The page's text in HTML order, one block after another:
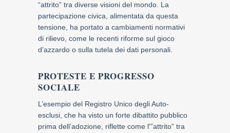
“attrito” tra diverse visioni del mondo. La
partecipazione civica, alimentata da questa
tensione, ha portato a cambiamenti normativi
di rilievo, come le recenti riforme sul gioco
d’azzardo o sulla tutela dei dati personali.
PROTESTE E PROGRESSO
SOCIALE
L’esempio del Registro Unico degli Auto-
esclusi, che ha visto un forte dibattito pubblico
prima dell’adozione, riflette come l'”attrito” tra